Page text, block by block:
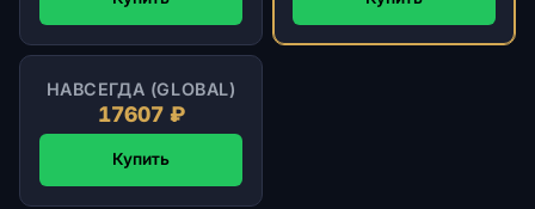
НАВСЕГДА (GLOBAL)
17607 ₽
Купить